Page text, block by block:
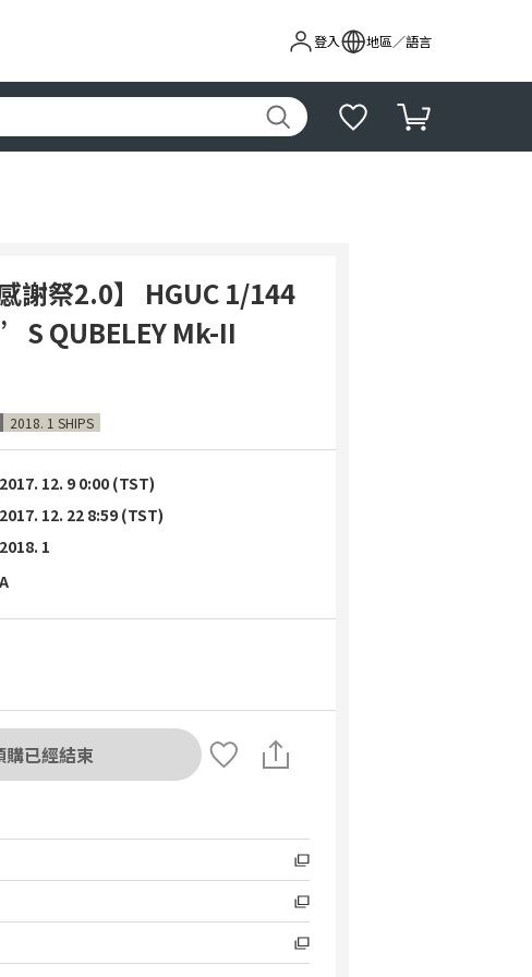
登入 地區／語言
謝祭2.0】 HGUC 1/144
QUBELEY Mk-II
2018. 1 SHIPS
2017. 12. 9 0:00 (TST)
2017. 12. 22 8:59 (TST)
2018. 1
A
購已經結束